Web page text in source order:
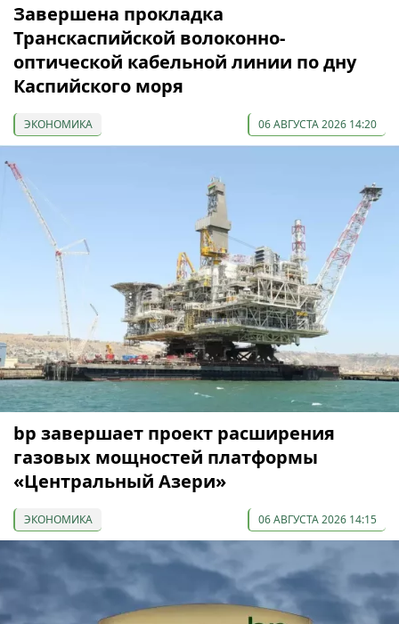
Завершена прокладка
Транскаспийской волоконно-
оптической кабельной линии по дну
Каспийского моря
ЭКОНОМИКА 06 АВГУСТА 2026 14:20
bp завершает проект расширения
газовых мощностей платформы
«Центральный Азери»
ЭКОНОМИКА 06 АВГУСТА 2026 14:15